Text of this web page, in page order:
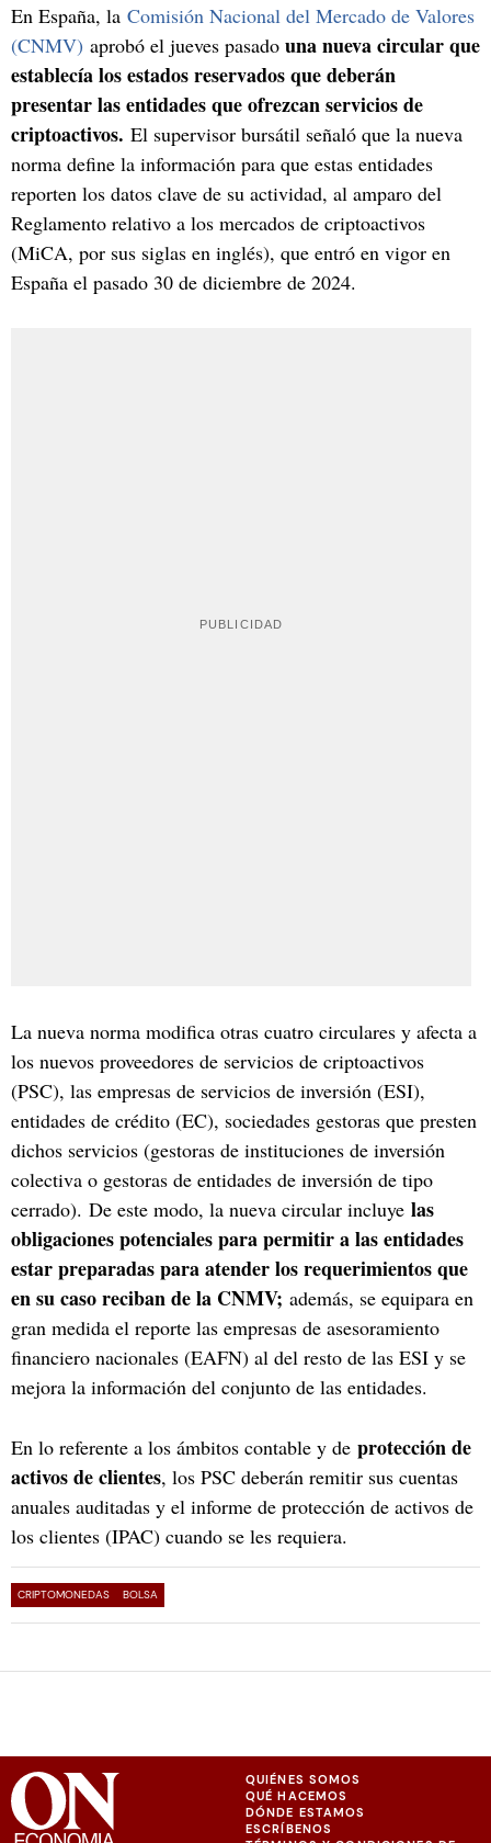
En España, la Comisión Nacional del Mercado de Valores
(CNMV) aprobó el jueves pasado una nueva circular que
establecía los estados reservados que deberán
presentar las entidades que ofrezcan servicios de
criptoactivos. El supervisor bursátil señaló que la nueva
norma define la información para que estas entidades
reporten los datos clave de su actividad, al amparo del
Reglamento relativo a los mercados de criptoactivos
(MiCA, por sus siglas en inglés), que entró en vigor en
España el pasado 30 de diciembre de 2024.
La nueva norma modifica otras cuatro circulares y afecta a
los nuevos proveedores de servicios de criptoactivos
(PSC), las empresas de servicios de inversión (ESI),
entidades de crédito (EC), sociedades gestoras que presten
dichos servicios (gestoras de instituciones de inversión
colectiva o gestoras de entidades de inversión de tipo
cerrado). De este modo, la nueva circular incluye las
obligaciones potenciales para permitir a las entidades
estar preparadas para atender los requerimientos que
en su caso reciban de la CNMV; además, se equipara en
gran medida el reporte las empresas de asesoramiento
financiero nacionales (EAFN) al del resto de las ESI y se
mejora la información del conjunto de las entidades.
En lo referente a los ámbitos contable y de protección de
activos de clientes, los PSC deberán remitir sus cuentas
anuales auditadas y el informe de protección de activos de
los clientes (IPAC) cuando se les requiera.
CRIPTOMONEDAS BOLSA
QUIÉNES SOMOS
QUÉ HACEMOS
DÓNDE ESTAMOS
ESCRÍBENOS